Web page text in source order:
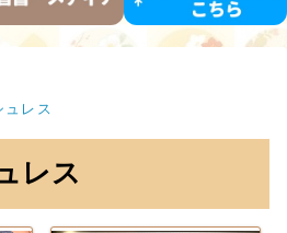
ュレス
レス